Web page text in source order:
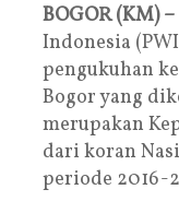
BOGOR (KM) –
Indonesia
pengukuhan
Bogor yang
merupakan
dari koran
periode 2016-